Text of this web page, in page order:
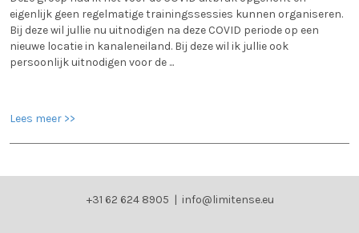
eigenlijk geen regelmatige trainingssessies kunnen organiseren.
Bij deze wil jullie nu uitnodigen na deze COVID periode op een
nieuwe locatie in kanaleneiland. Bij deze wil ik jullie ook
persoonlijk uitnodigen voor de ...
Lees meer >>
+31 62 624 8905 | info@limitense.eu